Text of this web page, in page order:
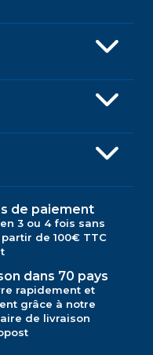
de paiement
3 ou 4 fois sans
de 100€ TTC
dans 70 pays
rapidement et
grâce à notre
de livraison